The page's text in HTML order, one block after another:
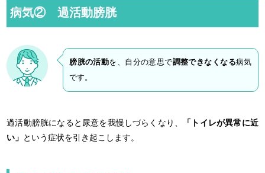
病気② 過活動膀胱
膀胱の活動を、自分の意思で調整できなくなる病気
です。
過活動膀胱になると尿意を我慢しづらくなり、
「トイレが異常に近
い」 という症状を引き起こします。